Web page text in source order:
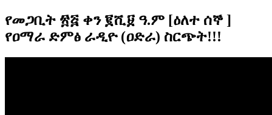
የመጋቢት ፳፭ ቀን ፪ሺ፱ ዓ.ም [ዕለተ ሰኞ ]
የዐማራ ድምፅ ራዲዮ (ዐድራ) ስርጭት!!!